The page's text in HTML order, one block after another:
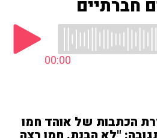
חברתיים
00:00
הכתבות של אוהד חמו